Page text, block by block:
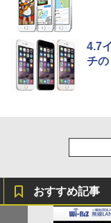
4.7
チ
おすすめ記事